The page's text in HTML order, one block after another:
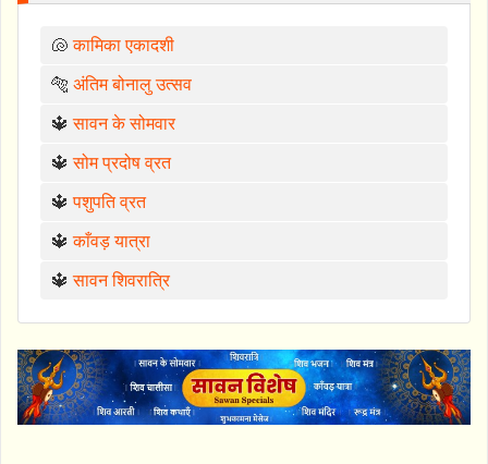
🐚कामिका एकादशी
🐅 अंतिम बोनालु उत्सव
🔱सावन के सोमवार
🔱सोम प्रदोष व्रत
🔱पशुपति व्रत
🔱काँवड़ यात्रा
🔱सावन शिवरात्रि